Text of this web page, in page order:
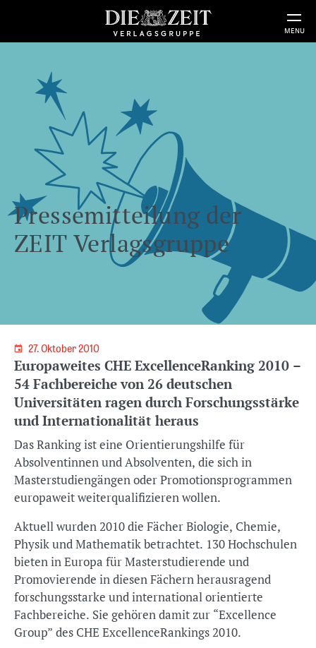
MENU
Pressemitteilung der
ZEIT Verlagsgruppe
27. Oktober 2010
Europaweites CHE ExcellenceRanking 2010 –
54 Fachbereiche von 26 deutschen
Universitäten ragen durch Forschungsstärke
und Internationalität heraus
Das Ranking ist eine Orientierungshilfe für
Absolventinnen und Absolventen, die sich in
Masterstudiengängen oder Promotionsprogrammen
europaweit weiterqualifizieren wollen.
Aktuell wurden 2010 die Fächer Biologie, Chemie,
Physik und Mathematik betrachtet. 130 Hochschulen
bieten in Europa für Masterstudierende und
Promovierende in diesen Fächern herausragend
forschungsstarke und international orientierte
Fachbereiche. Sie gehören damit zur “Excellence
Group” des CHE ExcellenceRankings 2010.